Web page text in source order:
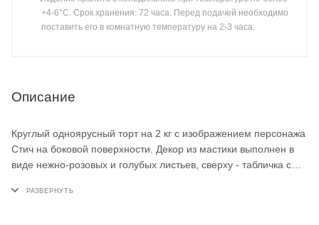
+4-6°С. Срок хранения: 72 часа. Перед подачей необходимо
поставить его в комнатную температуру на 2-3 часа.
Описание
Круглый одноярусный торт на 2 кг с изображением персонажа
Стич на боковой поверхности. Декор из мастики выполнен в
виде нежно-розовых и голубых листьев, сверху - табличка с
отлично подойдёт для детского праздника или дня рождения